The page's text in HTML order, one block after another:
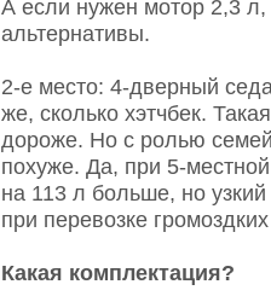
А если нужен мотор 2,3 л,
альтернативы.
2-е место: 4-дверный
же, сколько хэтчбек.
дороже. Но с ролью
похуже. Да, при 5-
на 113 л больше, но
при перевозке
Какая комплектация?